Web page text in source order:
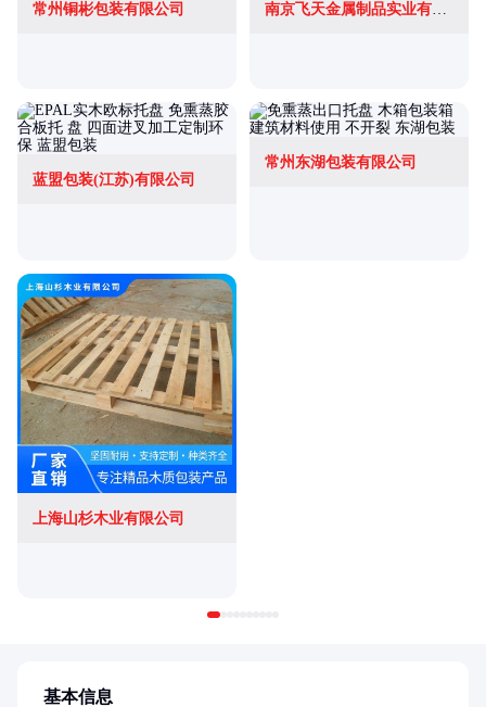
常州铜彬包装有限公司 南京飞天金属制品实业有限公司
蓝盟包装(江苏)有限公司
常州东湖包装有限公司
上海山杉木业有限公司
基本信息